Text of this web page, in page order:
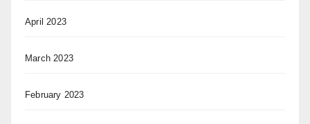
April 2023
March 2023
February 2023